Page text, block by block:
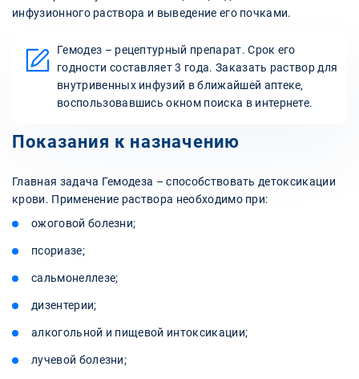
инфузионного раствора и выведение его почками.
Гемодез – рецептурный препарат. Срок его
годности составляет 3 года. Заказать раствор для
внутривенных инфузий в ближайшей аптеке,
воспользовавшись окном поиска в интернете.
Показания к назначению
Главная задача Гемодеза – способствовать детоксикации
крови. Применение раствора необходимо при:
ожоговой болезни;
псориазе;
сальмонеллезе;
дизентерии;
алкогольной и пищевой интоксикации;
лучевой болезни;